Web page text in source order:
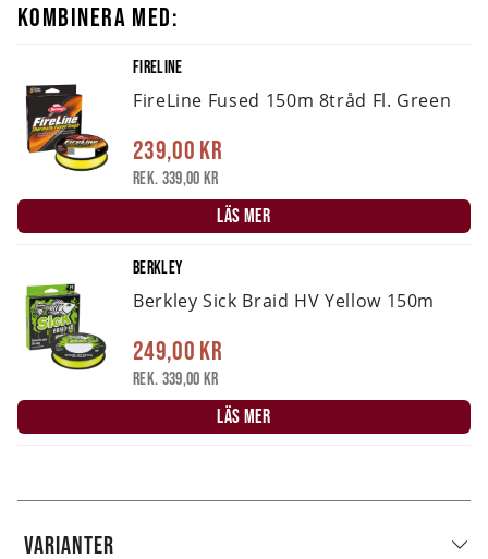
KOMBINERA MED:
FIRELINE
FireLine Fused 150m 8tråd Fl. Green
239,00 kr
Rek. 339,00 kr
LÄS MER
BERKLEY
Berkley Sick Braid HV Yellow 150m
249,00 kr
Rek. 339,00 kr
LÄS MER
VARIANTER